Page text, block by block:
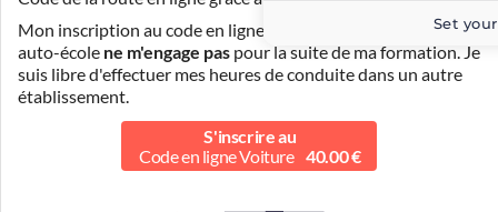
Mon inscription au code en ligne voiture auprès de mon
auto-école ne m'engage pas pour la suite de ma formation. Je
suis libre d'effectuer mes heures de conduite dans un autre
établissement.
S'inscrire au
Code en ligne Voiture 40.00 €
Set